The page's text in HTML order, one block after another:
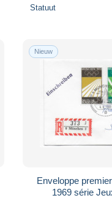
Statuut
Nieuw
Enveloppe
1969 série